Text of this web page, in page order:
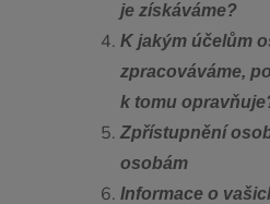
je získáváme?
K jakým účelům
zpracováváme,
k tomu
Zpřístupnění
osobám
Informace o